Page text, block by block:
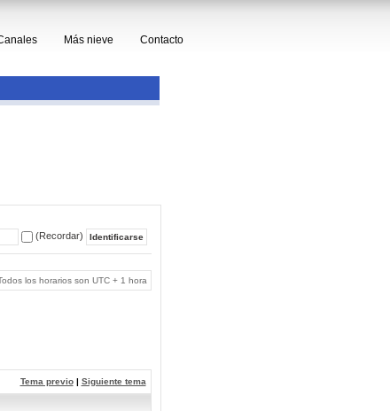
Más nieve Contacto
(Recordar)
los horarios son UTC + 1 hora
Tema previo| Siguiente tema